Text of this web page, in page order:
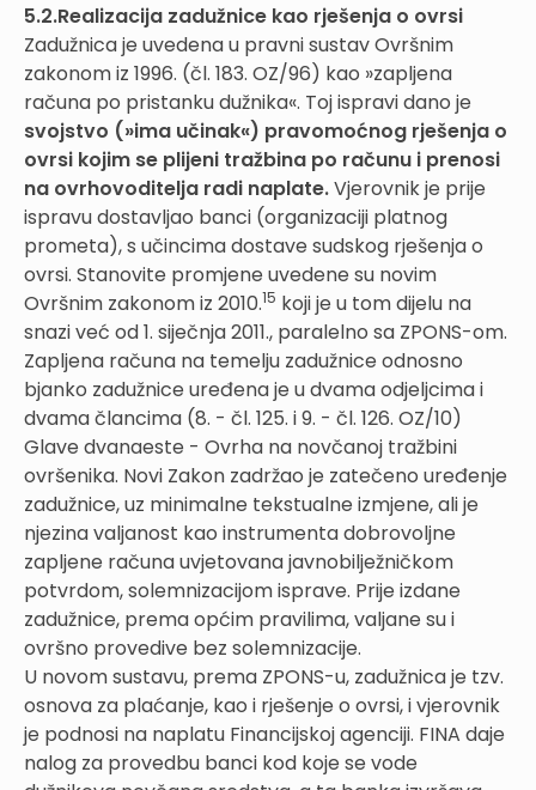
5.2.Realizacija zadužnice kao rješenja o ovrsi
Zadužnica je uvedena u pravni sustav Ovršnim
zakonom iz 1996. (čl. 183. OZ/96) kao »zapljena
računa po pristanku dužnika«. Toj ispravi dano je
svojstvo (»ima učinak«) pravomoćnog rješenja o
ovrsi kojim se plijeni tražbina po računu i prenosi
na ovrhovoditelja radi naplate.Vjerovnik je prije
ispravu dostavljao banci (organizaciji platnog
prometa), s učincima dostave sudskog rješenja o
ovrsi. Stanovite promjene uvedene su novim
Ovršnim zakonom iz 2010.15 koji je u tom dijelu na
snazi već od 1. siječnja 2011., paralelno sa ZPONS-om.
Zapljena računa na temelju zadužnice odnosno
bjanko zadužnice uređena je u dvama odjeljcima i
dvama člancima (8. - čl. 125. i 9. - čl. 126. OZ/10)
Glave dvanaeste - Ovrha na novčanoj tražbini
ovršenika. Novi Zakon zadržao je zatečeno uređenje
zadužnice, uz minimalne tekstualne izmjene, ali je
njezina valjanost kao instrumenta dobrovoljne
zapljene računa uvjetovana javnobilježničkom
potvrdom, solemnizacijom isprave. Prije izdane
zadužnice, prema općim pravilima, valjane su i
ovršno provedive bez solemnizacije.
U novom sustavu, prema ZPONS-u, zadužnica je tzv.
osnova za plaćanje, kao i rješenje o ovrsi, i vjerovnik
je podnosi na naplatu Financijskoj agenciji. FINA daje
nalog za provedbu banci kod koje se vode